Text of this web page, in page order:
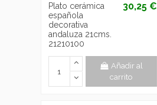
Plato cerámica
española
decorativa
andaluza 21cms.
21210100
30,25 €
Añadir al
carrito